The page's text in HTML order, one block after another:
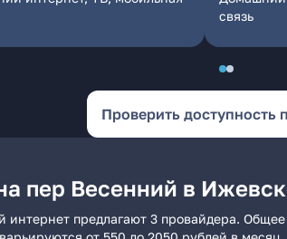
связь
Проверить доступность
пер Весенний в
предлагают 3 провайдера.